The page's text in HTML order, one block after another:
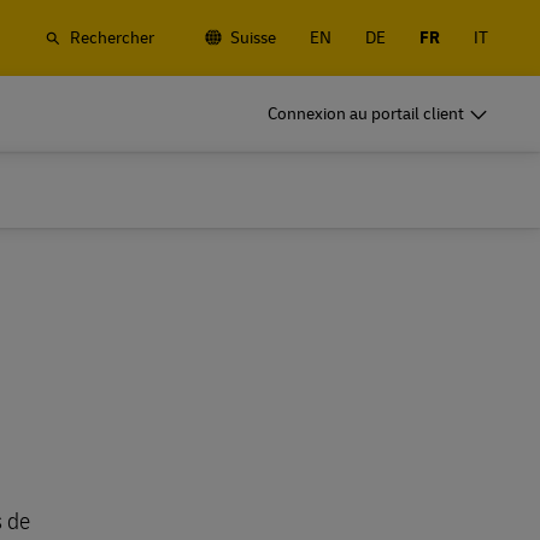
Rechercher Suisse EN DE FR IT
Connexion au portail client
et de
Frequent Shippers
de